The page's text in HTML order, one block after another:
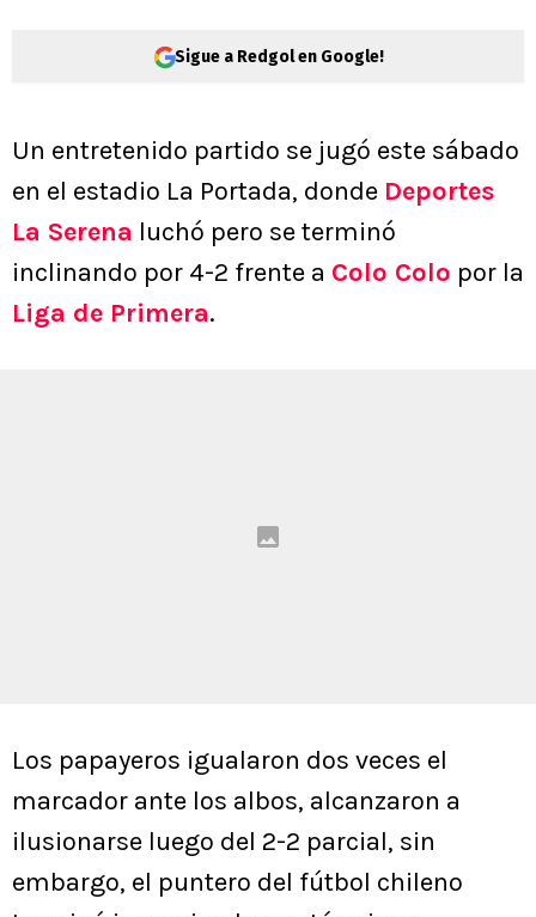
Sigue a Redgol en Google!
Un entretenido partido se jugó este sábado
en el estadio La Portada, donde Deportes
La Serena luchó pero se terminó
inclinando por 4-2 frente a Colo Colo por la
Liga de Primera.
Los papayeros igualaron dos veces el
marcador ante los albos, alcanzaron a
ilusionarse luego del 2-2 parcial, sin
embargo, el puntero del fútbol chileno